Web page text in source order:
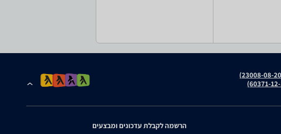
הרשמה לקבלת עדכונים ומבצעים